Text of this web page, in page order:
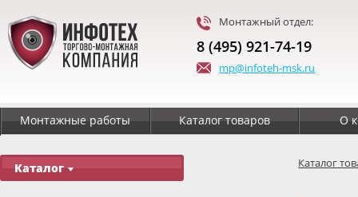
Монтажный отдел:
8 (495) 921-74-19
mp@infoteh-msk.ru
Монтажные работы Каталог товаров О
Каталог Каталог